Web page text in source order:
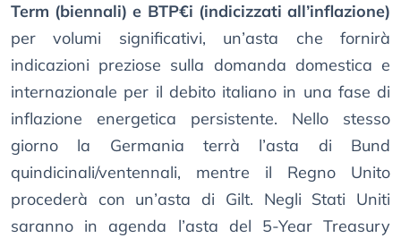
Term (biennali) e BTP€i (indicizzati all’inflazione)
per volumi significativi, un’asta che fornirà
indicazioni preziose sulla domanda domestica e
internazionale per il debito italiano in una fase di
inflazione energetica persistente. Nello stesso
giorno la Germania terrà l’asta di Bund
quindicinali/ventennali, mentre il Regno Unito
procederà con un’asta di Gilt. Negli Stati Uniti
saranno in agenda l’asta del 5-Year Treasury